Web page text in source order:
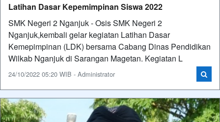
Latihan Dasar Kepemimpinan Siswa 2022
SMK Negeri 2 Nganjuk - Osis SMK Negeri 2
Nganjuk,kembali gelar kegiatan Latihan Dasar
Kemepimpinan (LDK) bersama Cabang Dinas Pendidikan
Wilkab Nganjuk di Sarangan Magetan. Kegiatan L
24/10/2022 05:20 WIB - Administrator